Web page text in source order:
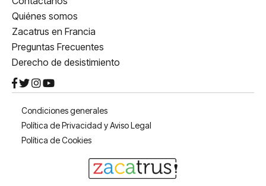
Quiénes somos
Zacatrus en Francia
Preguntas Frecuentes
Derecho de desistimiento
Condiciones generales
Política de Privacidad y Aviso Legal
Política de Cookies